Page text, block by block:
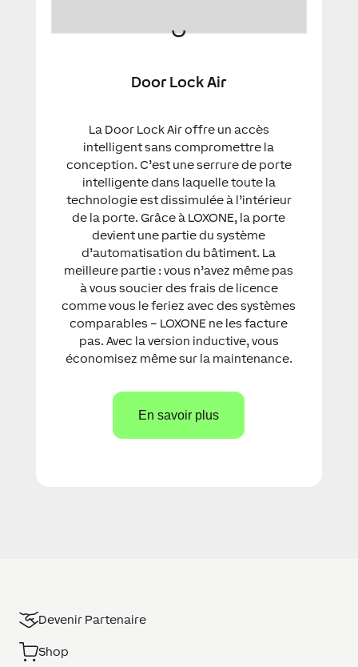
Door Lock Air
La Door Lock Air offre un accès
intelligent sans compromettre la
conception. C’est une serrure de porte
intelligente dans laquelle toute la
technologie est dissimulée à l’intérieur
de la porte. Grâce à LOXONE, la porte
devient une partie du système
d’automatisation du bâtiment. La
meilleure partie : vous n’avez même pas
à vous soucier des frais de licence
comme vous le feriez avec des systèmes
comparables – LOXONE ne les facture
pas. Avec la version inductive, vous
économisez même sur la maintenance.
En savoir plus
Devenir Partenaire
Shop